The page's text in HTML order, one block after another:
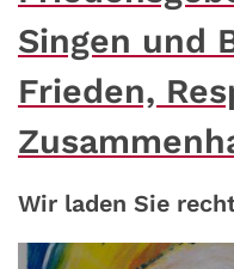
Singen und
Frieden,
Wir laden Sie